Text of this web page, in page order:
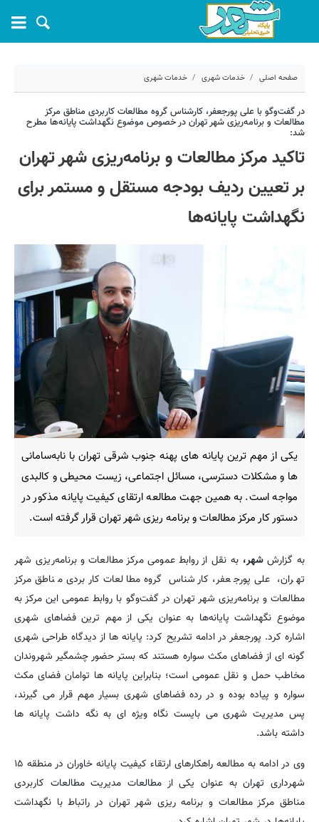
صفحه اصلی خدمات شهری خدمات شهری
۲۴ خرداد ۱۴۰۲ - ۱۴:۱۳
کد مطلب:
در گفت‌وگو با علی پورجعفر، کارشناس گروه مطالعات کاربردی مناطق مرکز
مطالعات و برنامه‌ریزی شهر تهران در خصوص موضوع نگهداشت پایانه‌ها مطرح
شد:
تاکید مرکز مطالعات و برنامه‌ریزی شهر تهران
بر تعیین ردیف بودجه مستقل و مستمر برای
نگهداشت پایانه‌ها
یکی از مهم ترین پایانه های پهنه جنوب شرقی تهران با نابه‌سامانی
ها و مشکلات دسترسی، مسائل اجتماعی، زیست محیطی و کالبدی
مواجه است. به همین جهت مطالعه ارتقای کیفیت پایانه مذکور در
دستور کار مرکز مطالعات و برنامه ریزی شهر تهران قرار گرفته است.
به گزارششهر، به نقل از روابط عمومی مرکز مطالعات و برنامه‌ریزی شهر
تهران، علی پورجعفر، کارشناس گروه مطالعات کاربردی مناطق مرکز
مطالعات و برنامه‌ریزی شهر تهران در گفت‌وگو با روابط عمومی این مرکز به
موضوع نگهداشت پایانه‌ها به عنوان یکی از مهم ترین فضاهای شهری
اشاره کرد. پورجعفر در ادامه تشریح کرد: پایانه ها از دیدگاه طراحی شهری
گونه ای از فضاهای مکث سواره هستند که بستر حضور چشمگیر شهروندان
مخاطب حمل و نقل عمومی است؛ بنابراین پایانه ها توامان فضای مکث
سواره و پیاده بوده و در رده فضاهای شهری بسیار مهم قرار می گیرند،
پس مدیریت شهری می بایست نگاه ویژه ای به نگه داشت پایانه ها
داشته باشد.
وی در ادامه به مطالعه راهکارهای ارتقاء کیفیت پایانه خاوران در منطقه ۱۵
شهرداری تهران به عنوان یکی از مطالعات مدیریت مطالعات کاربردی
مناطق مرکز مطالعات و برنامه ریزی شهر تهران در راتباط با نگهداشت